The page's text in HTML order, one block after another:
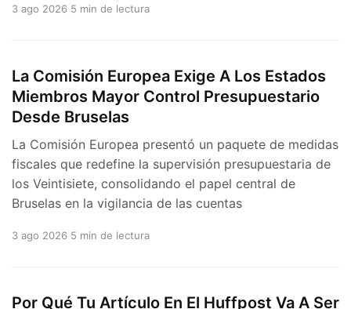
3 ago 2026 5 min de lectura
La Comisión Europea Exige A Los Estados
Miembros Mayor Control Presupuestario
Desde Bruselas
La Comisión Europea presentó un paquete de medidas
fiscales que redefine la supervisión presupuestaria de
los Veintisiete, consolidando el papel central de
Bruselas en la vigilancia de las cuentas
3 ago 2026 5 min de lectura
Por Qué Tu Artículo En El Huffpost Va A Ser